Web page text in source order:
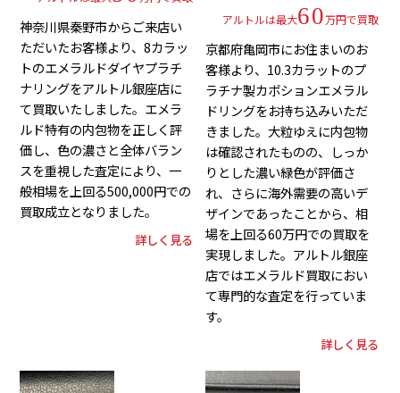
神奈川県秦野市からご来店い
ただいたお客様より、8カラッ
トのエメラルドダイヤプラチ
ナリングをアルトル銀座店に
て買取いたしました。エメラ
ルド特有の内包物を正しく評
価し、色の濃さと全体バラン
スを重視した査定により、一
般相場を上回る500,000円での
買取成立となりました。
詳しく見る
アルトルは最大60万円で買取
京都府亀岡市にお住まいのお
客様より、10.3カラットのプ
ラチナ製カボションエメラル
ドリングをお持ち込みいただ
きました。大粒ゆえに内包物
は確認されたものの、しっか
りとした濃い緑色が評価さ
れ、さらに海外需要の高いデ
ザインであったことから、相
場を上回る60万円での買取を
実現しました。アルトル銀座
店ではエメラルド買取におい
て専門的な査定を行っていま
す。
詳しく見る